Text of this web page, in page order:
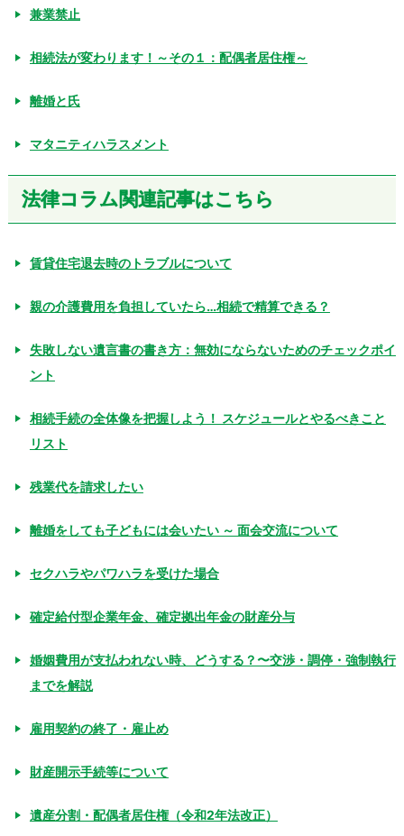
兼業禁止
相続法が変わります！～その１：配偶者居住権～
離婚と氏
マタニティハラスメント
法律コラム関連記事はこちら
賃貸住宅退去時のトラブルについて
親の介護費用を負担していたら…相続で精算できる？
失敗しない遺言書の書き方：無効にならないためのチェックポイ
ント
相続手続の全体像を把握しよう！ スケジュールとやるべきこと
リスト
残業代を請求したい
離婚をしても子どもには会いたい ～ 面会交流について
セクハラやパワハラを受けた場合
確定給付型企業年金、確定拠出年金の財産分与
婚姻費用が支払われない時、どうする？〜交渉・調停・強制執行
までを解説
雇用契約の終了・雇止め
財産開示手続等について
遺産分割・配偶者居住権（令和2年法改正）